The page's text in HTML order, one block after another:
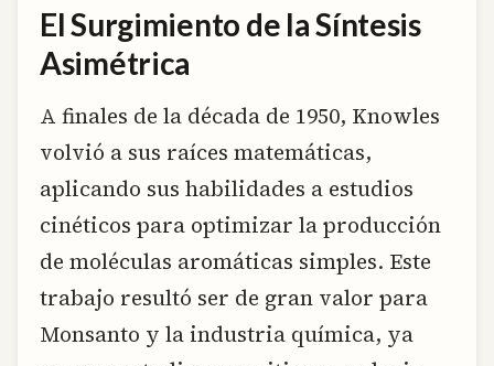
El Surgimiento de la Síntesis
Asimétrica
A finales de la década de 1950, Knowles
volvió a sus raíces matemáticas,
aplicando sus habilidades a estudios
cinéticos para optimizar la producción
de moléculas aromáticas simples. Este
trabajo resultó ser de gran valor para
Monsanto y la industria química, ya